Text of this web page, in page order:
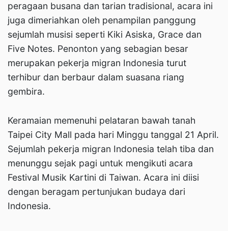
peragaan busana dan tarian tradisional, acara ini
juga dimeriahkan oleh penampilan panggung
sejumlah musisi seperti Kiki Asiska, Grace dan
Five Notes. Penonton yang sebagian besar
merupakan pekerja migran Indonesia turut
terhibur dan berbaur dalam suasana riang
gembira.
Keramaian memenuhi pelataran bawah tanah
Taipei City Mall pada hari Minggu tanggal 21 April.
Sejumlah pekerja migran Indonesia telah tiba dan
menunggu sejak pagi untuk mengikuti acara
Festival Musik Kartini di Taiwan. Acara ini diisi
dengan beragam pertunjukan budaya dari
Indonesia.